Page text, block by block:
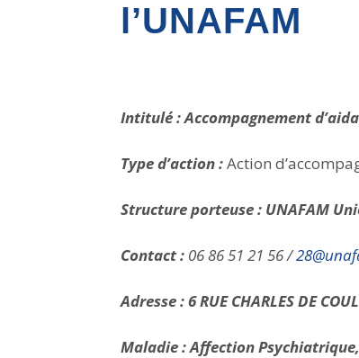
l’UNAFAM
Intitulé : Accompagnement
Type d’action :Action
Structure porteuse : UNAFAM
Contact : 06 86 51 21 56 /
Adresse :6 RUE CHARLES DE
Maladie : Affection